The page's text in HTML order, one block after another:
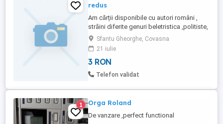
redus
Am cărții disponibile cu autori români ,
străini diferite genuri beletristica ,politiste,
enigmistică,istorice la preturi foarte mici.
Celor interesați le trimit o lista cu cărțile
disponibile pe domeniu de interes. Le
livrez prin curierat numai pentru o
comanda minima de 10 cărți.
Sfantu Gheorghe, Covasna
21 iulie
3 RON
Telefon validat
1 Orga Roland
De vanzare ,perfect functional